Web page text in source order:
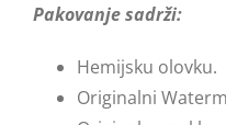
Pakovanje sadrži:
Hemijsku olovku.
Originalni